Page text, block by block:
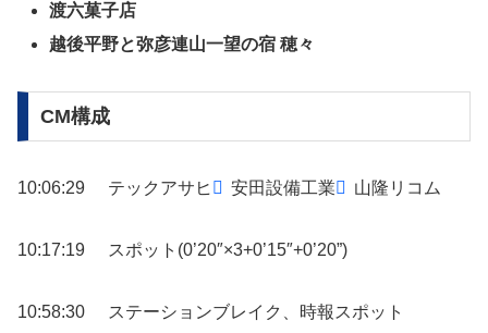
渡六菓子店
越後平野と弥彦連山一望の宿 穂々
CM構成
10:06:29 テックアサヒ 安田設備工業 山隆リコム
10:17:19 スポット(0’20″×3+0’15″+0’20”)
10:58:30 ステーションブレイク、時報スポット